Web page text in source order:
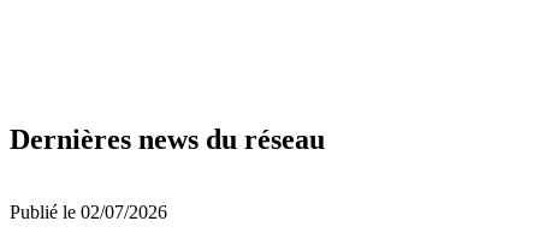
Dernières news du réseau
Publié le 02/07/2026